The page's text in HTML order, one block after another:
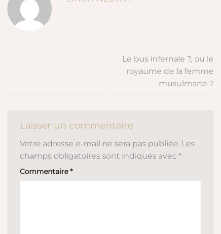
Le bus infernale ?, ou le
royaume de la femme
musulmane ?
Laisser un commentaire
Votre adresse e-mail ne sera pas publiée. Les
champs obligatoires sont indiqués avec *
Commentaire*